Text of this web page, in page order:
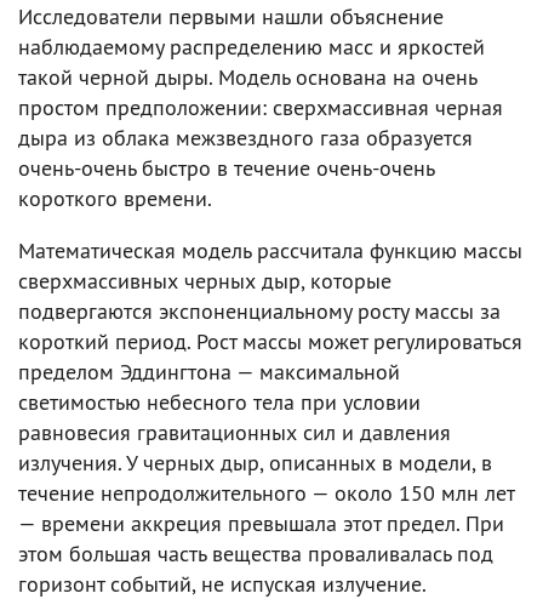
Исследователи первыми нашли объяснение
наблюдаемому распределению масс и яркостей
такой черной дыры. Модель основана на очень
простом предположении: сверхмассивная черная
дыра из облака межзвездного газа образуется
очень-очень быстро в течение очень-очень
короткого времени.
Математическая модель рассчитала функцию массы
сверхмассивных черных дыр, которые
подвергаются экспоненциальному росту массы за
короткий период. Рост массы может регулироваться
пределом Эддингтона — максимальной
светимостью небесного тела при условии
равновесия гравитационных сил и давления
излучения. У черных дыр, описанных в модели, в
течение непродолжительного — около 150 млн лет
— времени аккреция превышала этот предел. При
этом большая часть вещества проваливалась под
горизонт событий, не испуская излучение.